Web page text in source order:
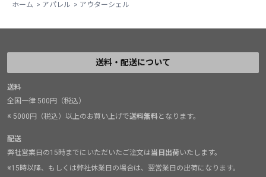
ホーム > アパレル > アウターシェル
送料・配送について
送料
全国一律 500円（税込）
※ 5000円（税込）以上のお買い上げで送料無料となります。
配送
弊社営業日の15時までにいただいたご注文は当日出荷いたします。
※15時以降、もしくは弊社休業日の場合は、翌営業日の出荷になります。